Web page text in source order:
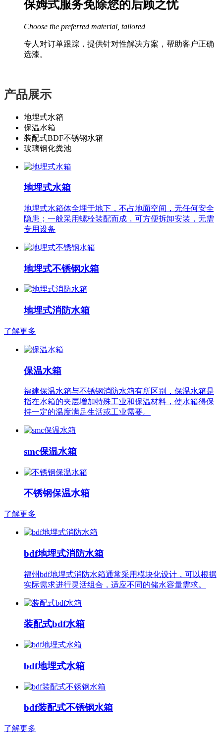
保姆式服务免除您的后顾之忧
Choose the preferred material, tailored
专人对订单跟踪，提供针对性解决方案，帮助客户正确
选漆。
产品展示
地埋式水箱
保温水箱
装配式BDF不锈钢水箱
玻璃钢化粪池
地埋式水箱
地埋式水箱体全埋于地下，不占地面空间，无任何安全
隐患；一般采用螺栓装配而成，可方便拆卸安装，无需
专用设备
地埋式不锈钢水箱
地埋式消防水箱
了解更多
保温水箱
福建保温水箱与不锈钢消防水箱有所区别，保温水箱是
指在水箱的夹层增加特殊工业和保温材料，使水箱得保
持一定的温度满足生活或工业需要。
smc保温水箱
不锈钢保温水箱
了解更多
bdf地埋式消防水箱
福州bdf地埋式消防水箱通常采用模块化设计，可以根据
实际需求进行灵活组合，适应不同的储水容量需求。
装配式bdf水箱
bdf地埋式水箱
bdf装配式不锈钢水箱
了解更多